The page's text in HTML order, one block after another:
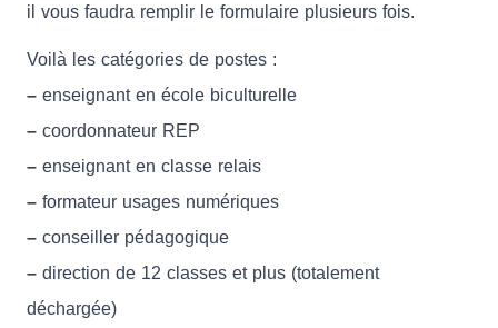
il vous faudra remplir le formulaire plusieurs fois.
Voilà les catégories de postes :
– enseignant en école biculturelle
– coordonnateur REP
– enseignant en classe relais
– formateur usages numériques
– conseiller pédagogique
– direction de 12 classes et plus (totalement
déchargée)